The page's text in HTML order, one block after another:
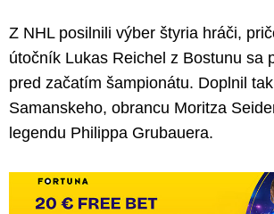
Z NHL posilnili výber štyria hráči,
útočník Lukas Reichel z Bostunu sa
pred začatím šampionátu. Doplnil
Samanskeho, obrancu Moritza
legendu Philippa Grubauera.